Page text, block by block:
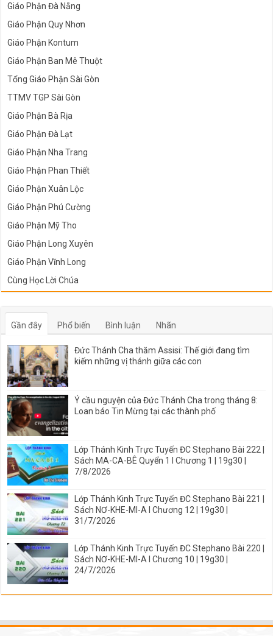
Giáo Phận Đà Nẵng
Giáo Phận Quy Nhơn
Giáo Phận Kontum
Giáo Phận Ban Mê Thuột
Tổng Giáo Phận Sài Gòn
TTMV TGP Sài Gòn
Giáo Phận Bà Rịa
Giáo Phận Đà Lạt
Giáo Phận Nha Trang
Giáo Phận Phan Thiết
Giáo Phận Xuân Lộc
Giáo Phận Phú Cường
Giáo Phận Mỹ Tho
Giáo Phận Long Xuyên
Giáo Phận Vĩnh Long
Cùng Học Lời Chúa
Gần đây Phổ biến Bình luận Nhãn
Đức Thánh Cha thăm Assisi: Thế giới đang tìm
kiếm những vị thánh giữa các con
Ý cầu nguyện của Đức Thánh Cha trong tháng 8:
Loan báo Tin Mừng tại các thành phố
Lớp Thánh Kinh Trực Tuyến ĐC Stephano Bài 222 |
Sách MA-CA-BÊ Quyển 1 I Chương 1 | 19g30 |
7/8/2026
Lớp Thánh Kinh Trực Tuyến ĐC Stephano Bài 221 |
Sách NƠ-KHE-MI-A I Chương 12 | 19g30 |
31/7/2026
Lớp Thánh Kinh Trực Tuyến ĐC Stephano Bài 220 |
Sách NƠ-KHE-MI-A I Chương 10 | 19g30 |
24/7/2026